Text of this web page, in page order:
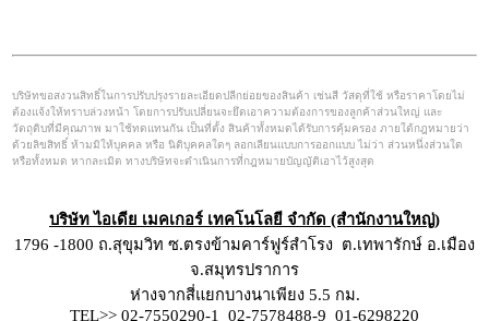
บริษัทขอสงวนสิทธิ์ในการปรับปรุงรายละเอียดปลีกย่อยของสินค้า เช่นสี วัสดุที่ใช้ หรือราคาโดยไม่
ต้องแจ้งให้ทราบล่วงหน้า โดยการปรับเปลี่ยนจะยึดเอาความต้องการของลูกค้าส่วนใหญ่ และ
วัตถุดิบที่มีคุณภาพ มาใช้ทดแทนกัน เป็นที่ตั้ง สินค้าทั้งหมดได้รับการคุ้มครอง ภายใต้กฎหมายว่า
ด้วยลิขสิทธิ์ ห้ามมิให้บุคคล หรือ นิติบุคคลใดๆ ลอกเลียนแบบการออกแบบ ไม่ว่า ส่วนหนึ่งส่วนใด
หรือทั้งหมด หากละเมิด ทางบริษัทจะดำเนินการที่กฎหมายบัญญัติเอาไว้สูงสุด
บริษัท ไอเดีย เมคเกอร์ เทคโนโลยี จำกัด (สำนักงานใหญ่)
1796 -1800 ถ.สุขุมวิท ซ.ตรงข้ามคาร์ฟูร์สำโรง ต.เทพารักษ์ อ.เมือง
จ.สมุทรปราการ
ห่างจากสี่แยกบางนาเพียง 5.5 กม.
TEL>> 02-7550290-1 02-7578488-9 01-6298220